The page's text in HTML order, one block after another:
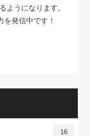
ようになります。
発信中です！
16